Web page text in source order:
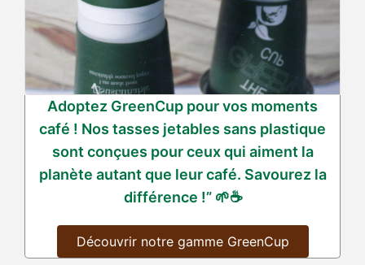
Adoptez GreenCup pour vos moments
café ! Nos tasses jetables sans plastique
sont conçues pour ceux qui aiment la
planète autant que leur café. Savourez la
différence !” 🌱☕
Découvrir notre gamme GreenCup